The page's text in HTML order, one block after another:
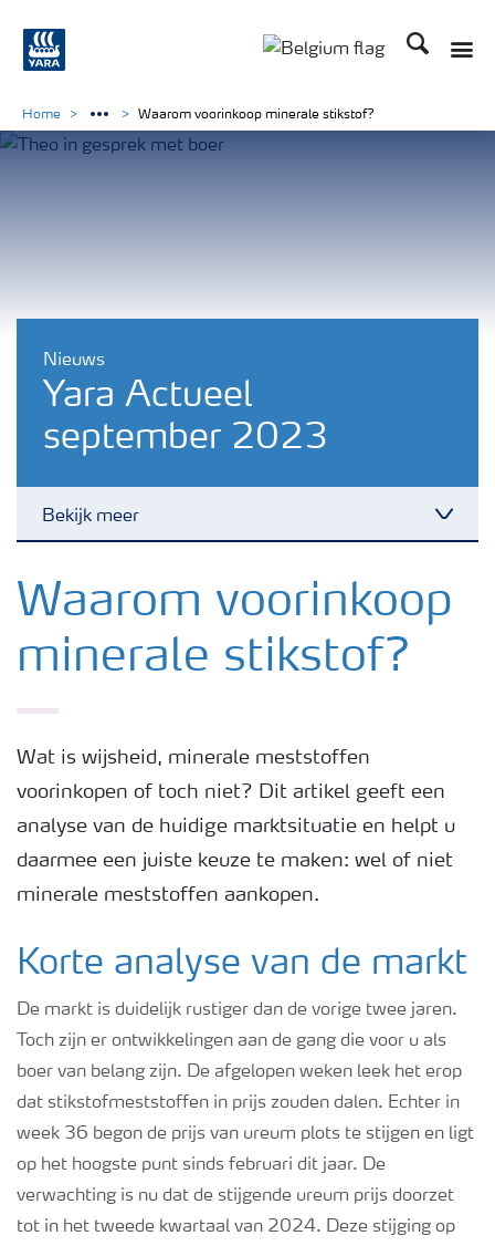
Zoek op
Nieuws
Yara Actueel
september 2023
Bekijk meer
Nieuwsbrieven
Gewassen
Toolbox
Grow the future
Podcasts
Webinars
Home Waarom voorinkoop minerale stikstof?
Waarom voorinkoop
minerale stikstof?
Wat is wijsheid, minerale meststoffen
voorinkopen of toch niet? Dit artikel geeft een
analyse van de huidige marktsituatie en helpt u
daarmee een juiste keuze te maken: wel of niet
minerale meststoffen aankopen.
Korte analyse van de markt
De markt is duidelijk rustiger dan de vorige twee jaren.
Toch zijn er ontwikkelingen aan de gang die voor u als
boer van belang zijn. De afgelopen weken leek het erop
dat stikstofmeststoffen in prijs zouden dalen. Echter in
week 36 begon de prijs van ureum plots te stijgen en ligt
op het hoogste punt sinds februari dit jaar. De
verwachting is nu dat de stijgende ureum prijs doorzet
tot in het tweede kwartaal van 2024. Deze stijging op